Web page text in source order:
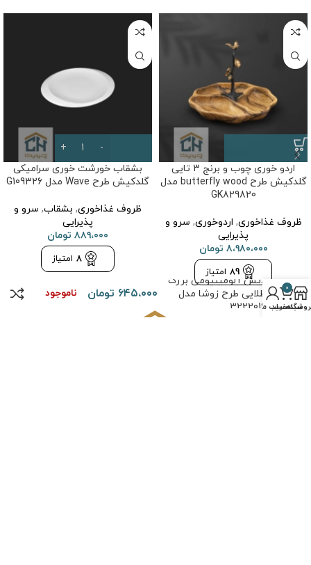
اردو خوری چوب و برنج 3 تایی
گلدکیش طرح butterfly wood مدل
GK829820
ظروف غذاخوری, اردوخوری, سرو و
پذیرایی
۸،۹۸۰،۰۰۰ تومان
89 امتیاز
بشقاب خورشت خوری سرامیکی
گلدکیش طرح Wave مدل G109326
ظروف غذاخوری, بشقاب, سرو و
پذیرایی
۸۸۹،۰۰۰ تومان
8 امتیاز
دیس آلومینیومی بزرگ
طلایی طرح زوشا مدل
3222019
۶۴۵،۰۰۰ تومان ناموجود 0
سبد خرید
حساب من